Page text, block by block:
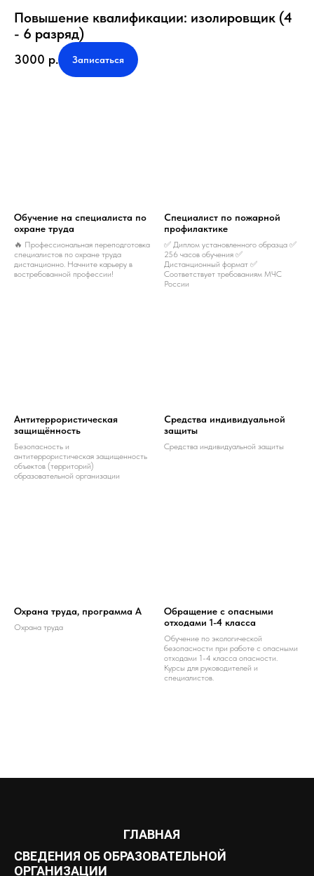
Повышение квалификации: изолировщик (4
- 6 разряд)
3000 р. Записаться
Обучение на специалиста по
охране труда
🔥 Профессиональная переподготовка
специалистов по охране труда
дистанционно. Начните карьеру в
востребованной профессии!
Специалист по пожарной
профилактике
✅ Диплом установленного образца ✅
256 часов обучения ✅
Дистанционный формат ✅
Соответствует требованиям МЧС
России
Антитеррористическая
защищённость
Безопасность и
антитеррористическая защищенность
объектов (территорий)
образовательной организации
Средства индивидуальной
защиты
Средства индивидуальной защиты
Охрана труда, программа А
Охрана труда
Обращение с опасными
отходами 1-4 класса
Обучение по экологической
безопасности при работе с опасными
отходами 1-4 класса опасности.
Курсы для руководителей и
специалистов.
ГЛАВНАЯ
СВЕДЕНИЯ ОБ ОБРАЗОВАТЕЛЬНОЙ
ОРГАНИЗАЦИИ